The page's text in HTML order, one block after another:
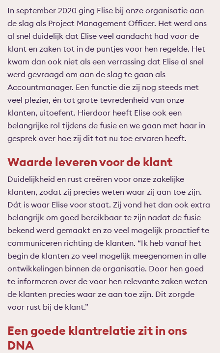
In september 2020 ging Elise bij onze organisatie aan
de slag als Project Management Officer. Het werd ons
al snel duidelijk dat Elise veel aandacht had voor de
klant en zaken tot in de puntjes voor hen regelde. Het
kwam dan ook niet als een verrassing dat Elise al snel
werd gevraagd om aan de slag te gaan als
Accountmanager. Een functie die zij nog steeds met
veel plezier, én tot grote tevredenheid van onze
klanten, uitoefent. Hierdoor heeft Elise ook een
belangrijke rol tijdens de fusie en we gaan met haar in
gesprek over hoe zij dit tot nu toe ervaren heeft.
Waarde leveren voor de klant
Duidelijkheid en rust creëren voor onze zakelijke
klanten, zodat zij precies weten waar zij aan toe zijn.
Dát is waar Elise voor staat. Zij vond het dan ook extra
belangrijk om goed bereikbaar te zijn nadat de fusie
bekend werd gemaakt en zo veel mogelijk proactief te
communiceren richting de klanten. “Ik heb vanaf het
begin de klanten zo veel mogelijk meegenomen in alle
ontwikkelingen binnen de organisatie. Door hen goed
te informeren over de voor hen relevante zaken weten
de klanten precies waar ze aan toe zijn. Dit zorgde
voor rust bij de klant.”
Een goede klantrelatie zit in ons
DNA